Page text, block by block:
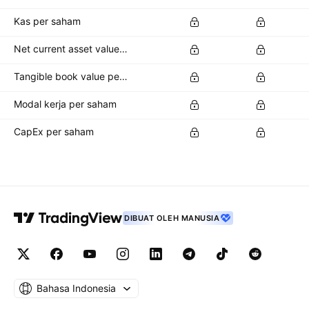
Kas per saham
Net current asset value per share
Tangible book value per share
Modal kerja per saham
CapEx per saham
DIBUAT OLEH MANUSIA
Bahasa Indonesia